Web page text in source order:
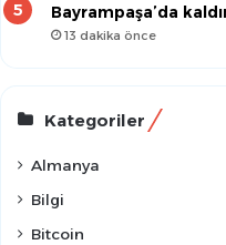
Bayrampaşa’da
13 dakika önce
Kategoriler
Almanya
Bilgi
Bitcoin